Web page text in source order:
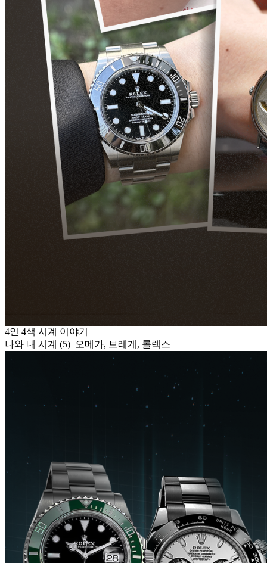
4인 4색 시계 이야기
나와 내 시계 (5) 오메가, 브레게, 롤렉스